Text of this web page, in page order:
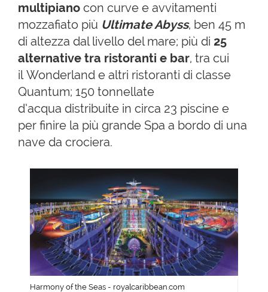
multipiano con curve e avvitamenti
mozzafiato più Ultimate Abyss, ben 45 m
di altezza dal livello del mare; più di 25
alternative tra ristoranti e bar, tra cui
il Wonderland e altri ristoranti di classe
Quantum; 150 tonnellate
d’acqua distribuite in circa 23 piscine e
per finire la più grande Spa a bordo di una
nave da crociera.
Harmony of the Seas - royalcaribbean.com